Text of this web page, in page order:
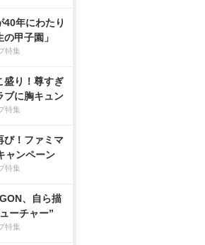
40年にわたり
甲子園」
特集
盛り！尊すぎ
ブに胸キュン
特集
び！ファミマ
ャンペーン
特集
、自ら描
ーチャー”
特集